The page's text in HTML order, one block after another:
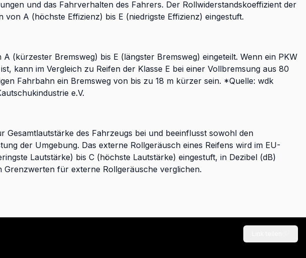
und das Fahrverhalten des Fahrers. Der Rollwiderstandskoeffizient der
von A (höchste Effizienz) bis E (niedrigste Effizienz) eingestuft.
(kürzester Bremsweg) bis E (längster Bremsweg) eingeteilt. Wenn ein PKW
kann im Vergleich zu Reifen der Klasse E bei einer Vollbremsung aus 80
Fahrbahn ein Bremsweg von bis zu 18 m kürzer sein. *Quelle: wdk
e.V.
Gesamtlautstärke des Fahrzeugs bei und beeinflusst sowohl den
der Umgebung. Das externe Rollgeräusch eines Reifens wird im EU-
Lautstärke) bis C (höchste Lautstärke) eingestuft, in Dezibel (dB)
Grenzwerten für externe Rollgeräusche verglichen.